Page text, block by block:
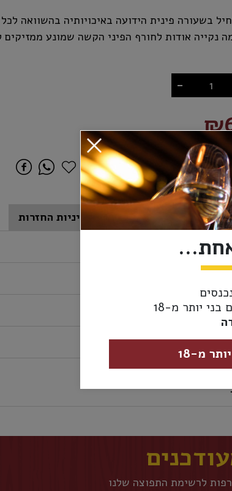
בשעורה פינית הידועה באיכויותיה בהשוואה
נקייה אודות לחורף הפיני הקשה שמונע ממזיקים
בעיצוב פיני.
-
אזל מהמלאי
אספקה ומשלוחים
מדיניות החזרות
700 מ"ל
כשר
לרשימת התפוצה שלנו
יותר מ-18
מ-18